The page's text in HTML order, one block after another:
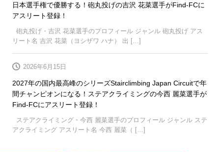
日本選手権で優勝する！砲丸投げの吉沢 花菜選手がFind-FCに
アスリート登録！
砲丸投げ・吉沢 花菜選手のプロフィール ジャンル 砲丸投げ アス
リート名 吉沢 花菜（ヨシザワ ハナ） 出 […]
2027年の国内最高峰のシリーズStairclimbing Japan Circuitで年
間チャンピオンになる！ステアクライミングの今西 麗菜選手が
Find-FCにアスリート登録！
2026年6月15日
ステアクライミング・今西 麗菜選手のプロフィール ジャンル ステ
アクライミング アスリート名 今西 麗菜（ […]